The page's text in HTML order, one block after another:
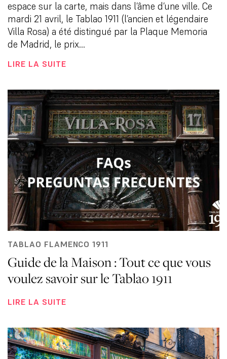
espace sur la carte, mais dans l’âme d’une ville. Ce
mardi 21 avril, le Tablao 1911 (l’ancien et légendaire
Villa Rosa) a été distingué par la Plaque Memoria
de Madrid, le prix...
LIRE LA SUITE
TABLAO FLAMENCO 1911
Guide de la Maison : Tout ce que vous
voulez savoir sur le Tablao 1911
LIRE LA SUITE